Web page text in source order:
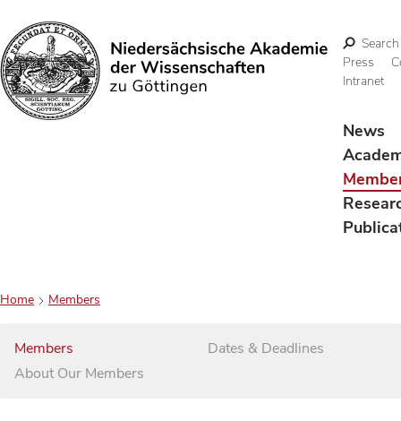
Search
Search
Press
Intranet
News
Home Members
Members
About Our Members
Dates & Deadlines